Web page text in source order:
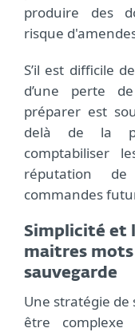
produire des
risque
S’il est difficile
d’une perte
préparer est
delà de la
comptabiliser
réputation de
commandes
Simplicité et
maitres
sauvegarde
Une stratégie de
être